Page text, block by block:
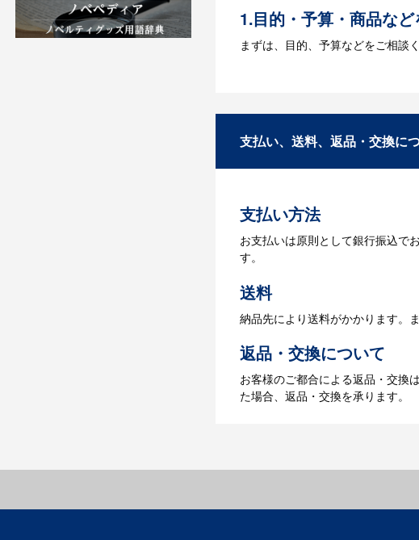
1.目的・予算・商品な
まずは、目的、予算などをご相談
3.発注・データ入稿
お見積書を元に、製作が決定しま
4.納品
【名入れをする場合】データのご
【名入れなしの場合】在庫がある
支払い、送料、返品・交換に
支払い方法
お支払いは原則として銀行振込で
す。
送料
納品先により送料がかかります。
返品・交換について
お客様のご都合による返品・交換
た場合、返品・交換を承ります。